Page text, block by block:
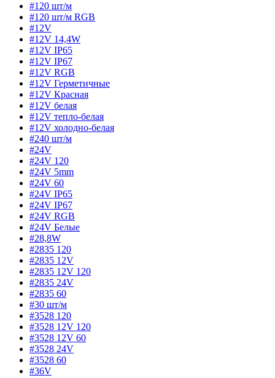
#120 шт/м
#120 шт/м RGB
#12V
#12V 14,4W
#12V IP65
#12V IP67
#12V RGB
#12V Герметичные
#12V Красная
#12V белая
#12V тепло-белая
#12V холодно-белая
#240 шт/м
#24V
#24V 120
#24V 5mm
#24V 60
#24V IP65
#24V IP67
#24V RGB
#24V Белые
#28,8W
#2835 120
#2835 12V
#2835 12V 120
#2835 24V
#2835 60
#30 шт/м
#3528 120
#3528 12V 120
#3528 12V 60
#3528 24V
#3528 60
#36V